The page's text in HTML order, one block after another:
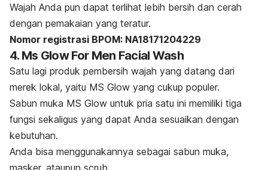
Wajah Anda pun dapat terlihat lebih bersih dan cerah
dengan pemakaian yang teratur.
Nomor registrasi BPOM: NA18171204229
4. Ms Glow For Men Facial Wash
Satu lagi produk pembersih wajah yang datang dari
merek lokal, yaitu MS Glow yang cukup populer.
Sabun muka MS Glow untuk pria satu ini memiliki tiga
fungsi sekaligus yang dapat Anda sesuaikan dengan
kebutuhan.
Anda bisa menggunakannya sebagai sabun muka,
masker, ataupun scrub.